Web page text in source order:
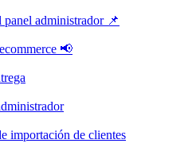
panel administrador 📌
📢
importación de clientes